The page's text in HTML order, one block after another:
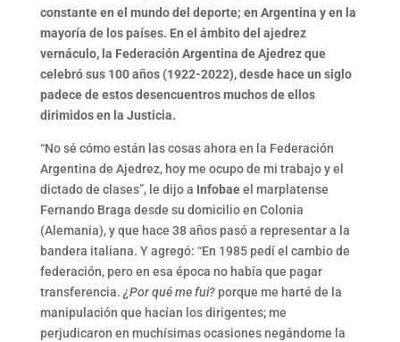
constante en el mundo del deporte; en Argentina y en la
mayoría de los países. En el ámbito del ajedrez
vernáculo, la Federación Argentina de Ajedrez que
celebró sus 100 años (1922-2022), desde hace un siglo
padece de estos desencuentros muchos de ellos
dirimidos en la Justicia.
“No sé cómo están las cosas ahora en la Federación
Argentina de Ajedrez, hoy me ocupo de mi trabajo y el
dictado de clases”, le dijo a Infobaeel marplatense
Fernando Braga desde su domicilio en Colonia
(Alemania), y que hace 38 años pasó a representar a la
bandera italiana. Y agregó: “En 1985 pedí el cambio de
federación, pero en esa época no había que pagar
transferencia. ¿Por qué me fui?porque me harté de la
manipulación que hacían los dirigentes; me
perjudicaron en muchísimas ocasiones negándome la